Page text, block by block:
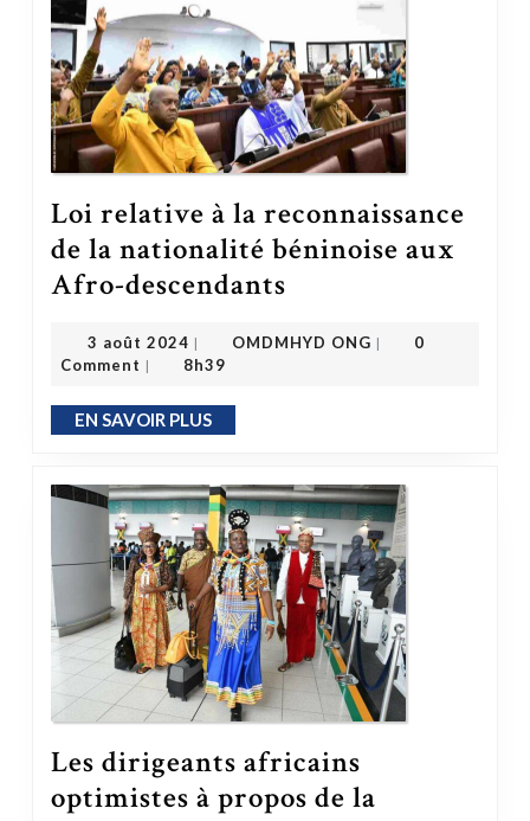
Loi relative à la reconnaissance
de la nationalité béninoise aux
Afro-descendants
3 août 2024 3 août 2024
| OMDMHYD ONG |
0
Comment | 8h39
EN SAVOIR PLUSEN SAVOIR PLUS
Les dirigeants africains
optimistes à propos de la